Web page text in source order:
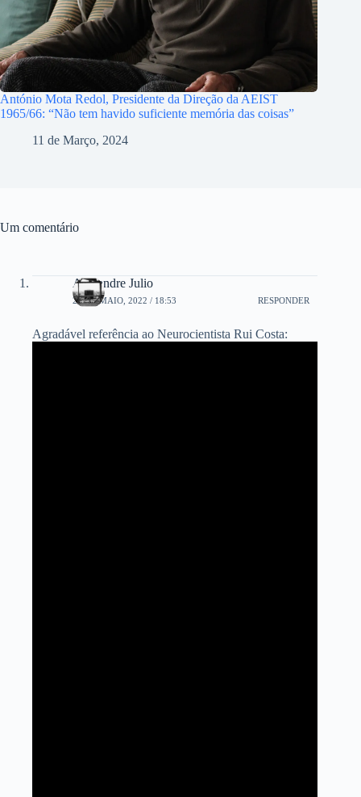
António Mota Redol, Presidente da Direção da AEIST
1965/66: “Não tem havido suficiente memória das coisas”
11 de Março, 2024
Um comentário
Alexandre Julio
29 DE MAIO, 2022 / 18:53 RESPONDER
Agradável referência ao Neurocientista Rui Costa: